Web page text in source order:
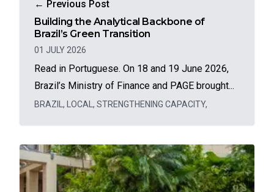
← Previous Post
Building the Analytical Backbone of
Brazil’s Green Transition
01 JULY 2026
Read in Portuguese. On 18 and 19 June 2026,
Brazil’s Ministry of Finance and PAGE brought...
BRAZIL, LOCAL, STRENGTHENING CAPACITY,